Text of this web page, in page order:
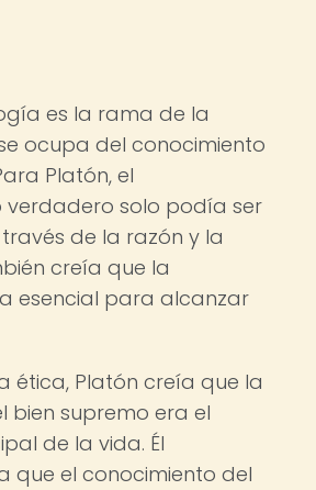
es la rama de la
ocupa del conocimiento
Platón, el
verdadero solo podía ser
de la razón y la
creía que la
esencial para alcanzar
ética, Platón creía que la
bien supremo era el
de la vida. Él
que el conocimiento del